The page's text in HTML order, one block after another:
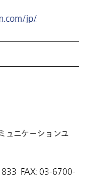
jp/
ュニケーションユ
FAX: 03-6700-